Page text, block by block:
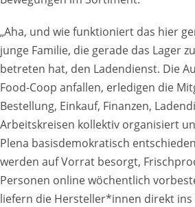
„Aha, und wie funktioniert das hier
junge Familie, die gerade das Lager
betreten hat, den Ladendienst. Die
Food-Coop anfallen, erledigen die
Bestellung, Einkauf, Finanzen,
Arbeitskreisen kollektiv organisiert
Plena basisdemokratisch
werden auf Vorrat besorgt,
Personen online wöchentlich
liefern die Hersteller*innen direkt ins